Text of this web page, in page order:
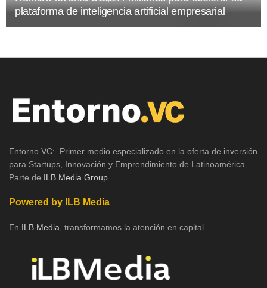
plataforma de inteligencia artificial empresarial
Entorno.VC: Primer medio especializado en la oferta de inversión
para Startups, Innovación y Emprendimiento de Latinoamérica.
Parte de ILB Media Group.
Powered by ILB Media
En ILB Media, transformamos la atención en capital.